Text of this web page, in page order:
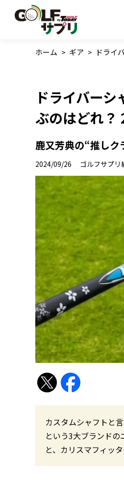
ホーム > ギア > ドライ
ドライバー
ぶのはどれ？
鹿又芳典の“推し
2024/09/26 ゴルフサプリ
カスタムシャフトと
という3大ブランドの
と、カリスマフィッ